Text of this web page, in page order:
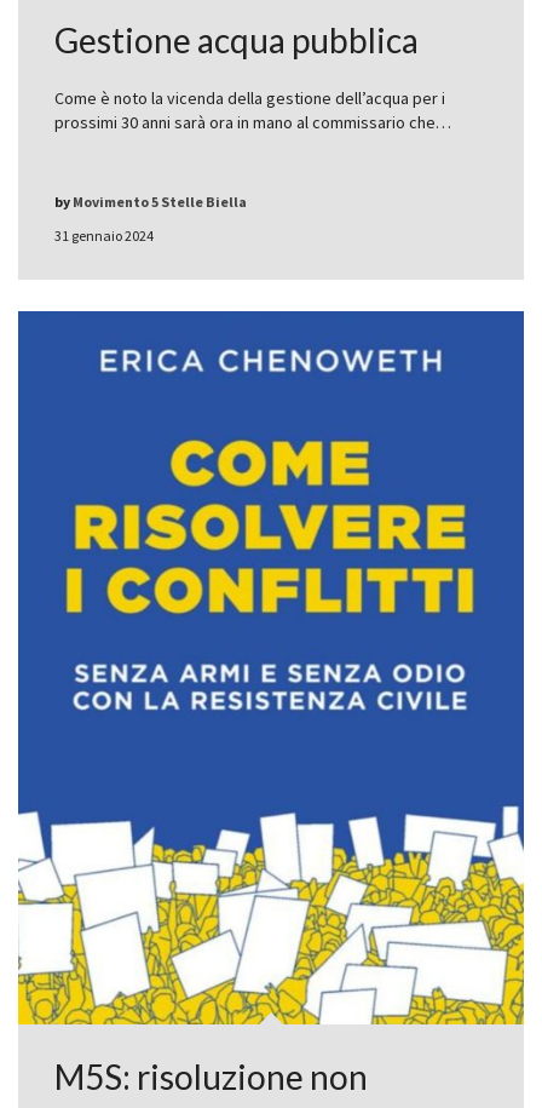
Gestione acqua pubblica
Come è noto la vicenda della gestione dell’acqua per i
prossimi 30 anni sarà ora in mano al commissario che…
31 gennaio 2024
by Movimento 5 Stelle Biella
M5S: risoluzione non